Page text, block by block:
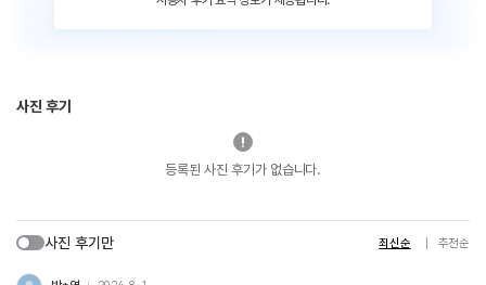
사진 후기
등록된 사진 후기가 없습니다.
사진 후기만 최신순 추천순